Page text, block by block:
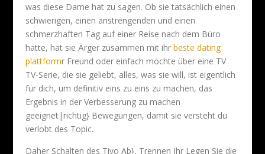
was diese Dame hat zu sagen. Ob sie tatsächlich einen
schwierigen, einen anstrengenden und einen
schmerzhaften Tag auf einer Reise nach dem Büro
hatte, hat sie Ärger zusammen mit ihr beste dating
plattformr Freund oder einfach möchte über eine TV
TV-Serie, die sie geliebt, alles, was sie will, ist eigentlich
für dich, um definitiv eins zu eins zu machen, das
Ergebnis in der Verbesserung zu machen
geeignet|richtig} Bewegungen, damit sie versteht du
verlobt des Topic.
Daher Schalten des Tivo Ab}, Trennen Ihr Legen Sie die